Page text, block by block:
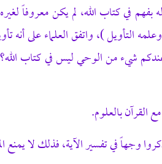
في كتاب الله، لم يكن معروفاً
التأويل )، واتفق العلماء على أنه
شيء من الوحي ليس في كتاب الله؟
القرآن بالعلوم.
وجهاً في تفسير الآية، فذلك لا